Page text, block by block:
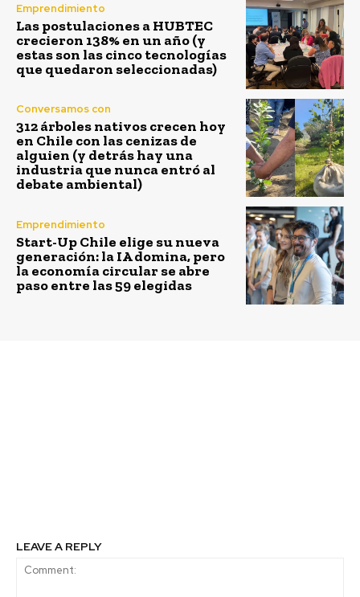
Emprendimiento
Las postulaciones a HUBTEC
crecieron 138% en un año (y
estas son las cinco tecnologías
que quedaron seleccionadas)
Conversamos con
312 árboles nativos crecen hoy
en Chile con las cenizas de
alguien (y detrás hay una
industria que nunca entró al
debate ambiental)
Emprendimiento
Start-Up Chile elige su nueva
generación: la IA domina, pero
la economía circular se abre
paso entre las 59 elegidas
LEAVE A REPLY